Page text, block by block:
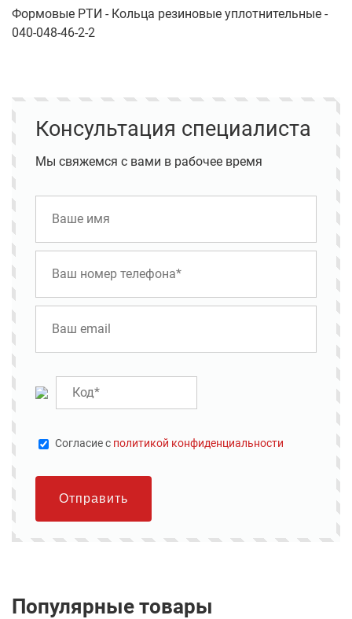
Формовые РТИ - Кольца резиновые уплотнительные -
040-048-46-2-2
Консультация специалиста
Мы свяжемся с вами в рабочее время
Cогласие с политикой конфиденциальности
Отправить
Популярные товары